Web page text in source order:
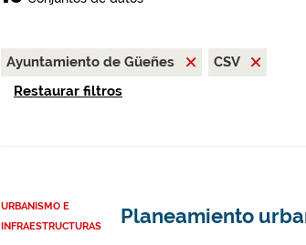
Ayuntamiento de Güeñes
CSV
Restaurar filtros
URBANISMO E
INFRAESTRUCTURAS
Planeamiento